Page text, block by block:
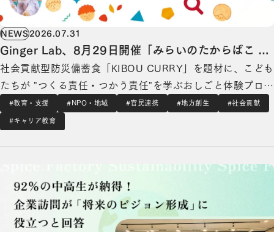
NEWS2026.07.31
Ginger Lab、8月29日開催「みらいのたからばこ ス
ポーツエディション in SAGA」に参画
社会貢献型防災備蓄食「KIBOU CURRY」を題材に、こども
たちが "つくる責任・つかう責任"を学ぶおしごと体験プログ
ラムを提供 みらいのたからばこ スポーツエディションin
SAGA Ginger Lab株式会社（本社：東京都港区、代表取締
#教育・支援 #NPO・地域 #官民連携 #地方創生 #社会貢献
#キャリア教育